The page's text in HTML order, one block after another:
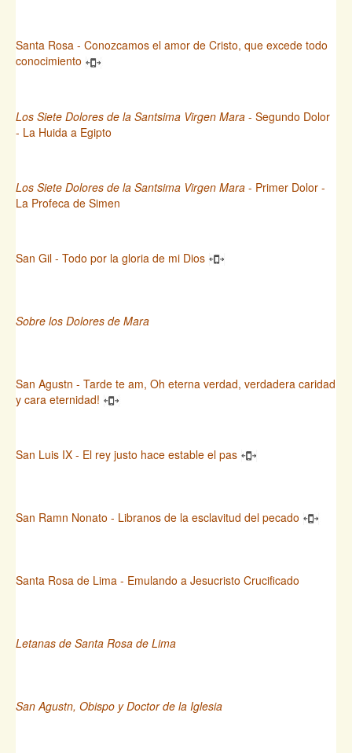
Santa Rosa - Conozcamos el amor de Cristo, que excede todo
conocimiento
Los Siete Dolores de la Santsima Virgen Mara - Segundo Dolor
- La Huida a Egipto
Los Siete Dolores de la Santsima Virgen Mara - Primer Dolor -
La Profeca de Simen
San Gil - Todo por la gloria de mi Dios
Sobre los Dolores de Mara
San Agustn - Tarde te am, Oh eterna verdad, verdadera caridad
y cara eternidad!
San Luis IX - El rey justo hace estable el pas
San Ramn Nonato - Libranos de la esclavitud del pecado
Santa Rosa de Lima - Emulando a Jesucristo Crucificado
Letanas de Santa Rosa de Lima
San Agustn, Obispo y Doctor de la Iglesia